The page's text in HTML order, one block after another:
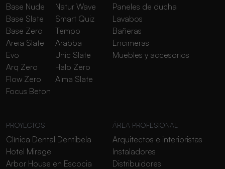
Base Nude
Base Slate
Base Zero
Areia Slate
Evo
Arq Zero
Flow Zero
Focus Beton
Natur Wave
Smart Quiz
Tempo
Arabba
Unic Slate
Halo Zero
Alma Slate
Paneles de ducha
Lavabos
Bañeras
Encimeras
Muebles y accesorios
PROYECTOS
Clínica Dental Dentibela
Hotel Mirage
Arbor House en Escocia
ÁREA PROFESIONAL
Arquitectos e interioristas
Instaladores
Distribuidores